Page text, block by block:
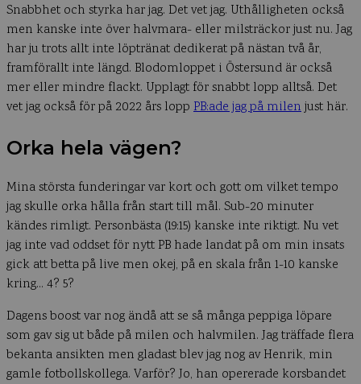
Snabbhet och styrka har jag. Det vet jag. Uthålligheten också
men kanske inte över halvmara- eller milsträckor just nu. Jag
har ju trots allt inte löptränat dedikerat på nästan två år,
framförallt inte längd. Blodomloppet i Östersund är också
mer eller mindre flackt. Upplagt för snabbt lopp alltså. Det
vet jag också för på 2022 års lopp PB:ade jag på milenjust här.
Orka hela vägen?
Mina största funderingar var kort och gott om vilket tempo
jag skulle orka hålla från start till mål. Sub-20 minuter
kändes rimligt. Personbästa (19:15) kanske inte riktigt. Nu vet
jag inte vad oddset för nytt PB hade landat på om min insats
gick att betta på live men okej, på en skala från 1-10 kanske
kring… 4? 5?
Dagens boost var nog ändå att se så många peppiga löpare
som gav sig ut både på milen och halvmilen. Jag träffade flera
bekanta ansikten men gladast blev jag nog av Henrik, min
gamle fotbollskollega. Varför? Jo, han opererade korsbandet